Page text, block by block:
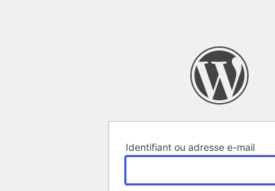
Identifiant ou adresse e-mail